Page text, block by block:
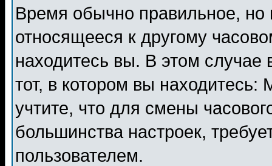
Время обычно правильное,
относящееся к другому
находитесь вы. В этом
тот, в котором вы
учтите, что для смены
большинства настроек,
пользователем.